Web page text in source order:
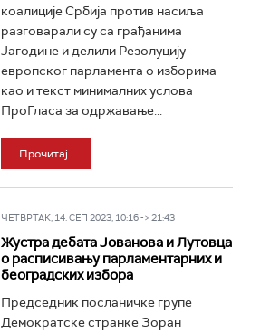
коалиције Србија против насиља
разговарали су са грађанима
Јагодине и делили Резолуцију
европског парламента о изборима
као и текст минималних услова
ПроГласа за одржавање...
Прочитај
ЧЕТВРТАК, 14. СЕП 2023, 10:16 -> 21:43
Жустра дебата Јованова и Лутовца
о расписивању парламентарних и
београдских избора
Председник посланичке групе
Демократске странке Зоран